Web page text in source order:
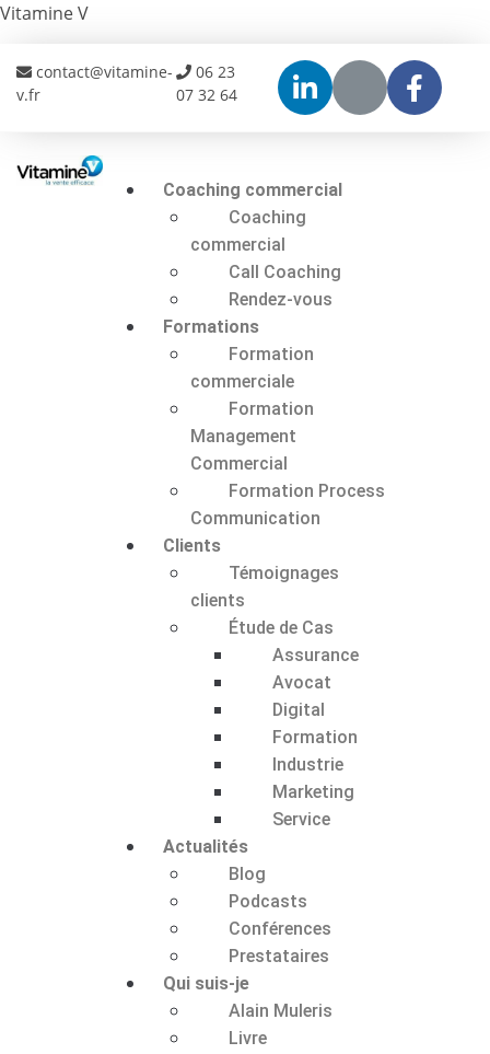
Vitamine V
contact@vitamine-
v.fr
06 23
07 32 64
Coaching commercial
Coaching
commercial
Call Coaching
Rendez-vous
Formations
Formation
commerciale
Formation
Management
Commercial
Formation Process
Communication
Clients
Témoignages
clients
Étude de Cas
Assurance
Avocat
Digital
Formation
Industrie
Marketing
Service
Actualités
Blog
Podcasts
Conférences
Prestataires
Qui suis-je
Alain Muleris
Livre